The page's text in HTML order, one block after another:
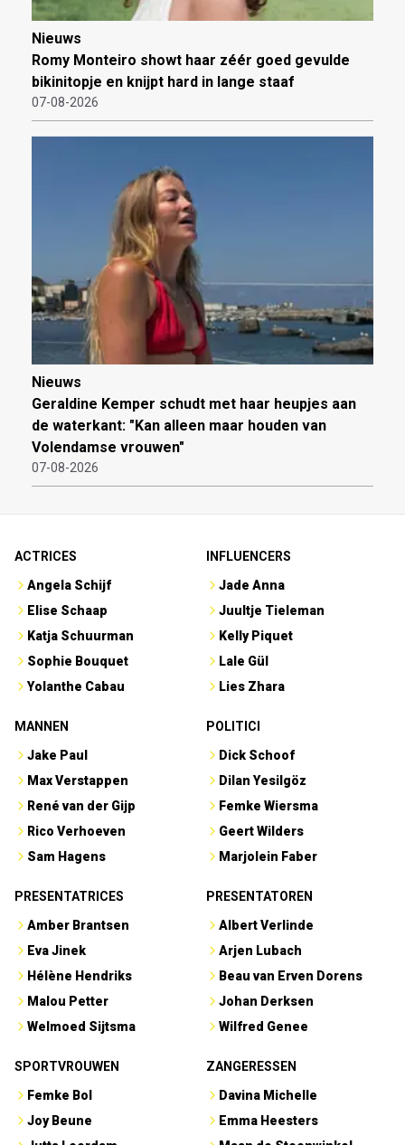
Nieuws
Romy Monteiro showt haar zéér goed gevulde
bikinitopje en knijpt hard in lange staaf
07-08-2026
Nieuws
Geraldine Kemper schudt met haar heupjes aan
de waterkant: "Kan alleen maar houden van
Volendamse vrouwen"
07-08-2026
ACTRICES
Angela Schijf
Elise Schaap
Katja Schuurman
Sophie Bouquet
Yolanthe Cabau
INFLUENCERS
Jade Anna
Juultje Tieleman
Kelly Piquet
Lale Gül
Lies Zhara
MANNEN
Jake Paul
Max Verstappen
René van der Gijp
Rico Verhoeven
Sam Hagens
POLITICI
Dick Schoof
Dilan Yesilgöz
Femke Wiersma
Geert Wilders
Marjolein Faber
PRESENTATRICES
Amber Brantsen
Eva Jinek
Hélène Hendriks
Malou Petter
Welmoed Sijtsma
PRESENTATOREN
Albert Verlinde
Arjen Lubach
Beau van Erven Dorens
Johan Derksen
Wilfred Genee
SPORTVROUWEN
Femke Bol
Joy Beune
ZANGERESSEN
Davina Michelle
Emma Heesters